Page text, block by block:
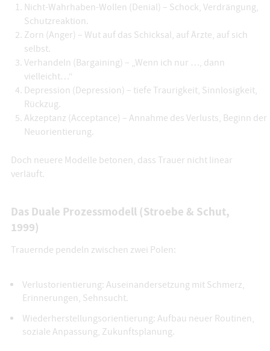
Nicht-Wahrhaben-Wollen (Denial) – Schock, Verdrängung,
Schutzreaktion.
Zorn (Anger) – Wut auf das Schicksal, auf Ärzte, auf sich
selbst.
Verhandeln (Bargaining) – „Wenn ich nur …, dann
vielleicht…“
Depression (Depression) – tiefe Traurigkeit, Sinnlosigkeit,
Rückzug.
Akzeptanz (Acceptance) – Annahme des Verlusts, Beginn der
Neuorientierung.
Doch neuere Modelle betonen, dass Trauer nicht linear
verläuft.
Das Duale Prozessmodell (Stroebe & Schut,
1999)
Trauernde pendeln zwischen zwei Polen:
Verlustorientierung: Auseinandersetzung mit Schmerz,
Erinnerungen, Sehnsucht.
Wiederherstellungsorientierung: Aufbau neuer Routinen,
soziale Anpassung, Zukunftsplanung.